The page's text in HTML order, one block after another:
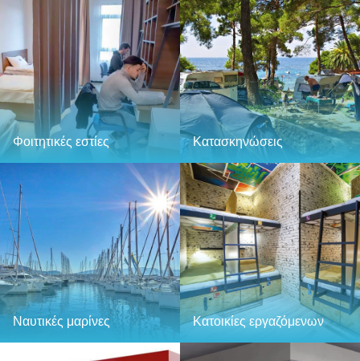
Φοιτητικές εστίες Κατασκηνώσεις
Ναυτικές μαρίνες Κατοικίες εργαζόμενων